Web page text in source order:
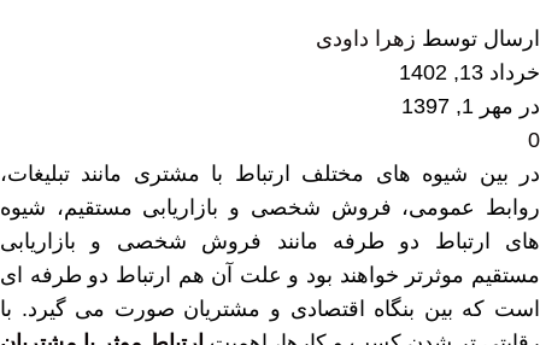
ارسال توسط زهرا داودی
خرداد 13, 1402
در مهر 1, 1397
0
در بین شیوه های مختلف ارتباط با مشتری مانند تبلیغات،
روابط عمومی، فروش شخصی و بازاریابی مستقیم، شیوه
های ارتباط دو طرفه مانند فروش شخصی و بازاریابی
مستقیم موثرتر خواهند بود و علت آن هم ارتباط دو طرفه ای
است که بین بنگاه اقتصادی و مشتریان صورت می گیرد. با